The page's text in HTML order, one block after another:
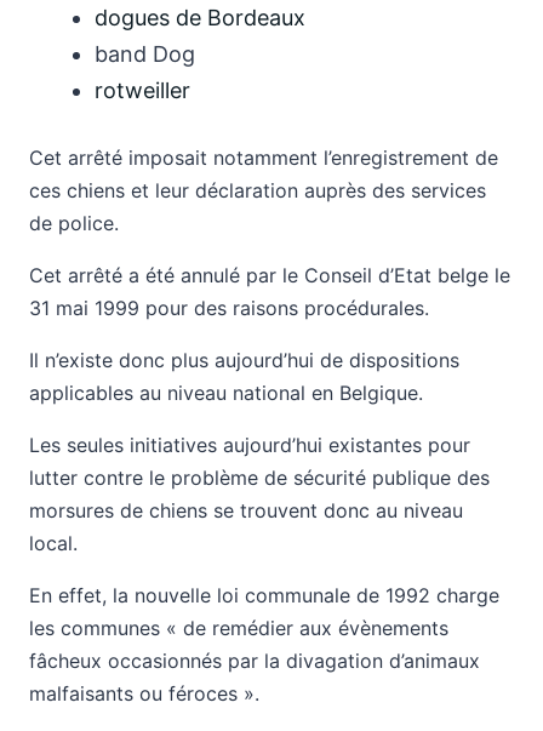
dogues de Bordeaux
band Dog
rotweiller
Cet arrêté imposait notamment l’enregistrement de
ces chiens et leur déclaration auprès des services
de police.
Cet arrêté a été annulé par le Conseil d’Etat belge le
31 mai 1999 pour des raisons procédurales.
Il n’existe donc plus aujourd’hui de dispositions
applicables au niveau national en Belgique.
Les seules initiatives aujourd’hui existantes pour
lutter contre le problème de sécurité publique des
morsures de chiens se trouvent donc au niveau
local.
En effet, la nouvelle loi communale de 1992 charge
les communes « de remédier aux évènements
fâcheux occasionnés par la divagation d’animaux
malfaisants ou féroces ».